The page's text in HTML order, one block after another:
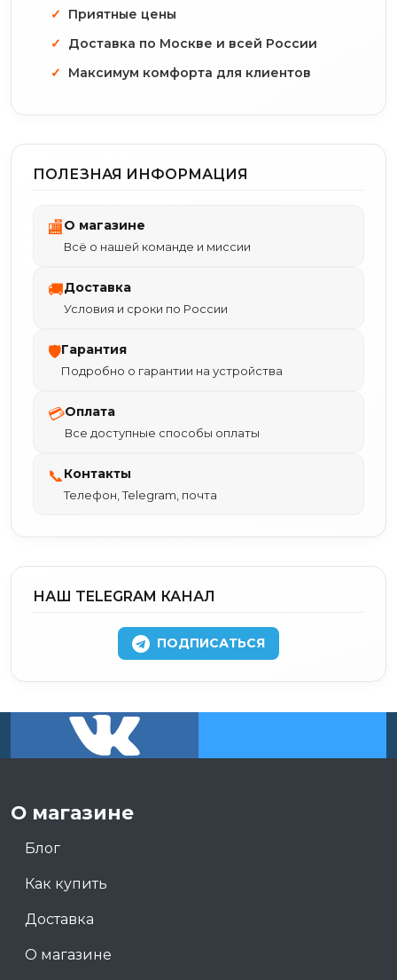
Приятные цены
Доставка по Москве и всей России
Максимум комфорта для клиентов
ПОЛЕЗНАЯ ИНФОРМАЦИЯ
🏬О магазине
Всё о нашей команде и миссии
🚚Доставка
Условия и сроки по России
🛡Гарантия
Подробно о гарантии на устройства
💳Оплата
Все доступные способы оплаты
📞Контакты
Телефон, Telegram, почта
НАШ TELEGRAM КАНАЛ
ПОДПИСАТЬСЯ
О магазине
Блог
Как купить
Доставка
О магазине